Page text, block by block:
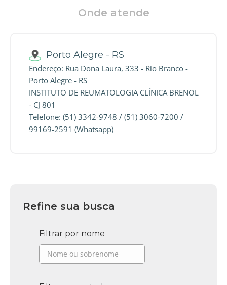
Onde atende
Porto Alegre - RS
Endereço: Rua Dona Laura, 333 - Rio Branco -
Porto Alegre - RS
INSTITUTO DE REUMATOLOGIA CLÍNICA BRENOL
- CJ 801
Telefone: (51) 3342-9748 / (51) 3060-7200 /
99169-2591 (Whatsapp)
Refine sua busca
Filtrar por nome